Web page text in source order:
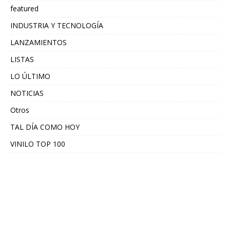
featured
INDUSTRIA Y TECNOLOGÍA
LANZAMIENTOS
LISTAS
LO ÚLTIMO
NOTICIAS
Otros
TAL DÍA COMO HOY
VINILO TOP 100